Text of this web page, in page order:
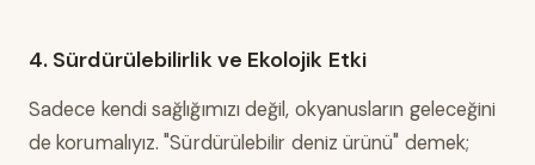
4. Sürdürülebilirlik ve Ekolojik Etki
Sadece kendi sağlığımızı değil, okyanusların geleceğini
de korumalıyız. "Sürdürülebilir deniz ürünü" demek;